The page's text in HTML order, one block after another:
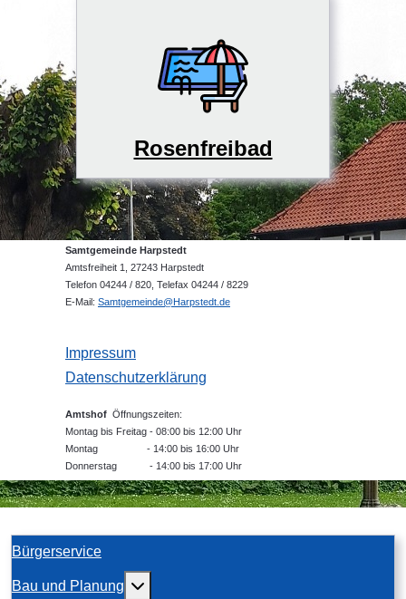
Rosenfreibad
Samtgemeinde Harpstedt
Amtsfreiheit 1, 27243 Harpstedt
Telefon 04244 / 820, Telefax 04244 / 8229
E-Mail: Samtgemeinde@Harpstedt.de
Impressum
Datenschutzerklärung
Amtshof Öffnungszeiten:
Montag bis Freitag - 08:00 bis 12:00 Uhr
Montag - 14:00 bis 16:00 Uhr
Donnerstag - 14:00 bis 17:00 Uhr
Bürgerservice
Bau und Planung Weitere Informationen: Bau und Planung